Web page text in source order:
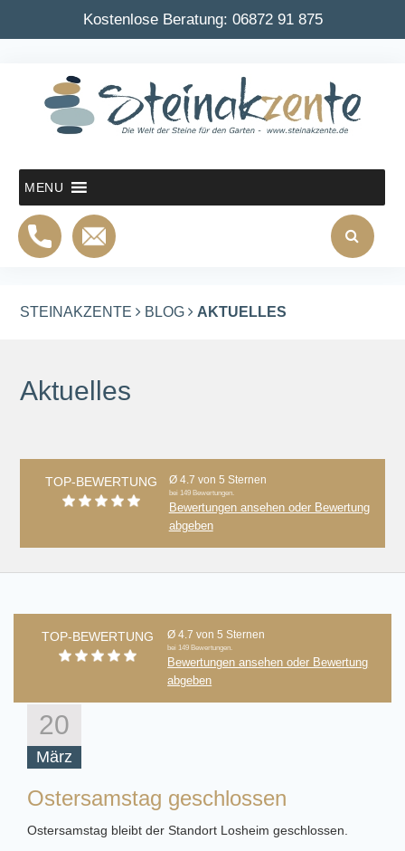
Kostenlose Beratung: 06872 91 875
MENU
STEINAKZENTE BLOG AKTUELLES
Aktuelles
TOP-BEWERTUNG Ø 4.7 von 5 Sternen
bei 149 Bewertungen.
Bewertungen ansehen oder Bewertung
abgeben
TOP-BEWERTUNG Ø 4.7 von 5 Sternen
bei 149 Bewertungen.
Bewertungen ansehen oder Bewertung
abgeben
20
März
Ostersamstag geschlossen
Ostersamstag bleibt der Standort Losheim geschlossen.